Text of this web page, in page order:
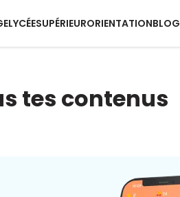
LYCÉESUPÉRIEURORIENTATIONBLOG
tes contenus